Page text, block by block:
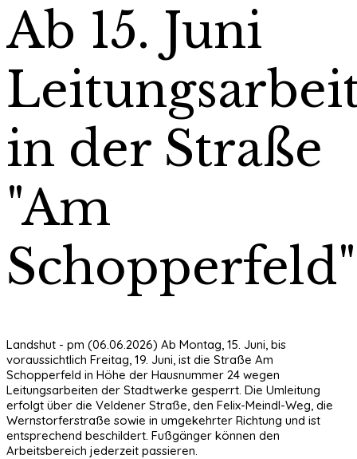
Ab 15. Juni
in der Straße
"Am
Schopperfeld"
Landshut - pm (06.06.2026) Ab Montag, 15. Juni, bis
voraussichtlich Freitag, 19. Juni, ist die Straße Am
Schopperfeld in Höhe der Hausnummer 24 wegen
Leitungsarbeiten der Stadtwerke gesperrt. Die Umleitung
erfolgt über die Veldener Straße, den Felix-Meindl-Weg, die
Wernstorferstraße sowie in umgekehrter Richtung und ist
entsprechend beschildert. Fußgänger können den
Arbeitsbereich jederzeit passieren.